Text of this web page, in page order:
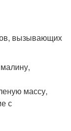
вызывающих
массу,
с